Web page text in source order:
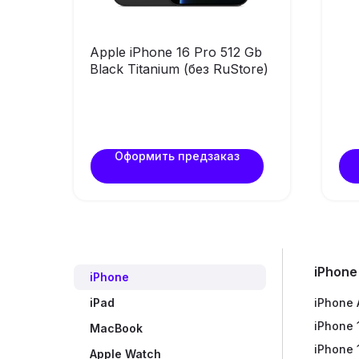
Apple iPhone 16 Pro 512 Gb
Black Titanium (без RuStore)
Оформить предзаказ
iPhone
iPad
MacBook
Apple Watch
iPhone
iPhone
iPhone
iPhone
iPad
iPad Air
iPad
Watch
Watch
Watch
AirPods
Galaxy
Galaxy
Galaxy
Фен
Игры
Яндекс
Яндекс
Экшн-
Умные